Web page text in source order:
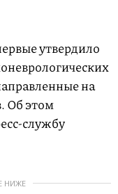
утвердило
на
Об этом
службу
НИЖЕ